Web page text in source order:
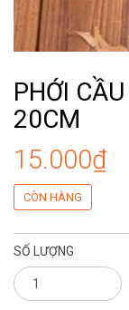
PHỚI
20CM
15.000₫
CÒN HÀNG
SỐ LƯỢNG